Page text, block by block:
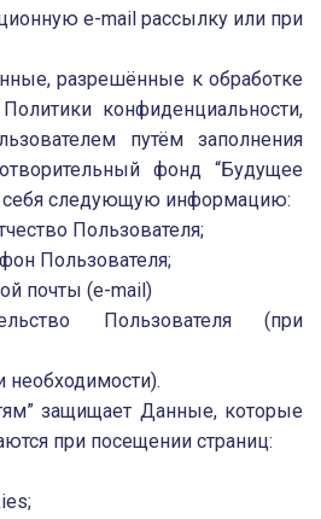
e-mail рассылку или при
разрешённые к обработке
конфиденциальности,
путём заполнения
фонд “Будущее
следующую информацию:
Пользователя;
Пользователя;
почты (e-mail)
Пользователя (при
необходимости).
защищает Данные, которые
при посещении страниц: